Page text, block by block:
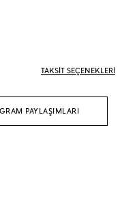
TAKSİT SEÇENEKLERİ
PAYLAŞIMLARI